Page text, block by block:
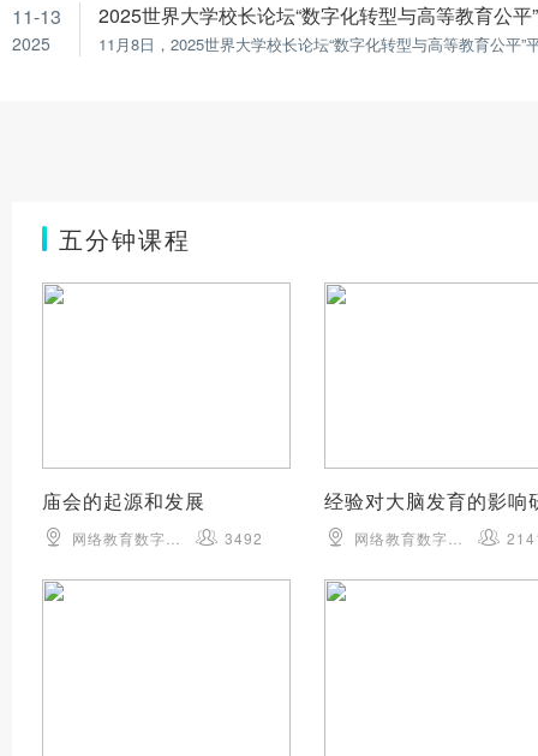
11-13
2025
2025世界大学校长论坛“数字化转型与高等教育公平
11月8日，2025世界大学校长论坛“数字化转型与高等教育公平
五分钟课程
庙会的起源和发展
网络教育数字化学习资源中心 3492
经验对大脑发育的影响
网络教育数字化学习资源中心